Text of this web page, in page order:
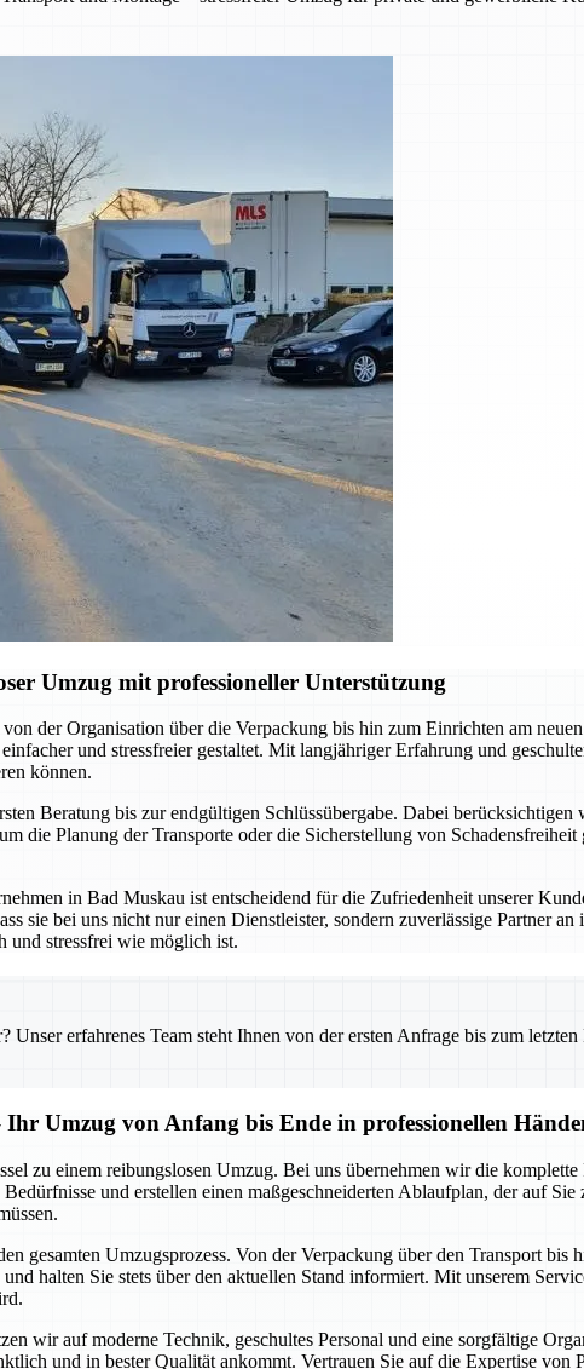
Umzug mit professioneller Unterstützung
der Organisation über die Verpackung bis hin zum Einrichten am
und stressfreier gestaltet. Mit langjähriger Erfahrung und
können.
Beratung bis zur endgültigen Schlüssübergabe. Dabei
die Planung der Transporte oder die Sicherstellung von
in Bad Muskau ist entscheidend für die Zufriedenheit unserer
sie bei uns nicht nur einen Dienstleister, sondern zuverlässige Partner
und stressfrei wie möglich ist.
Unser erfahrenes Team steht Ihnen von der ersten Anfrage bis zum
Umzug von Anfang bis Ende in professionellen
zu einem reibungslosen Umzug. Bei uns übernehmen wir die
und erstellen einen maßgeschneiderten Ablaufplan, der auf
gesamten Umzugsprozess. Von der Verpackung über den Transport
halten Sie stets über den aktuellen Stand informiert. Mit unserem
wir auf moderne Technik, geschultes Personal und eine sorgfältige
und in bester Qualität ankommt. Vertrauen Sie auf die Expertise